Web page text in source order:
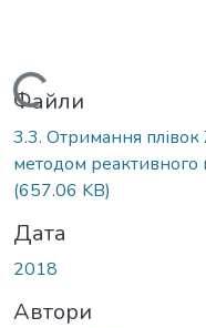
Вантажиться...
Файли
3.3. Отримання
методом
(657.06 KB)
Дата
2018
Автори